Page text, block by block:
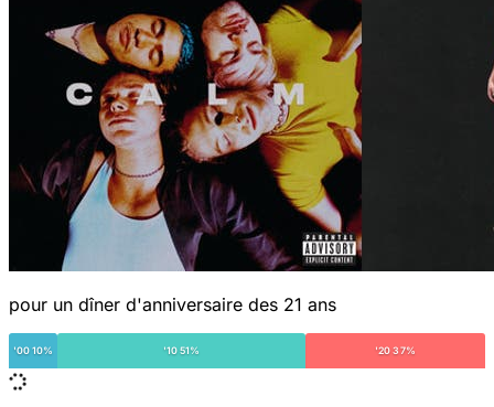
pour un dîner d'anniversaire des 21 ans
'00 10% '10 51% '20 37%